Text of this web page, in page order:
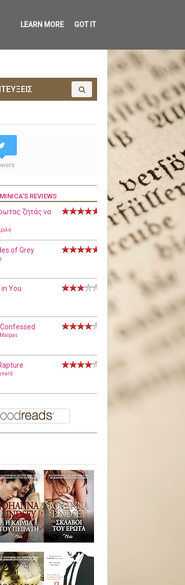
REVIEWS
ζητάς να
of Grey
You
LEARN MORE GOT IT